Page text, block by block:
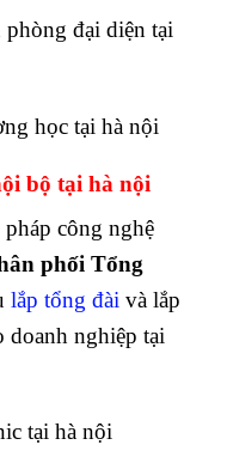
đại diện tại
học tại hà nội
bộ tại hà nội
công nghệ
phối Tổng
lắp tổng đài và lắp
doanh nghiệp tại
tại hà nội